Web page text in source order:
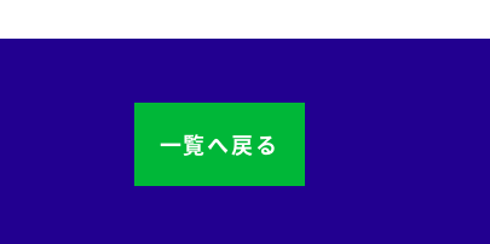
一覧へ戻る